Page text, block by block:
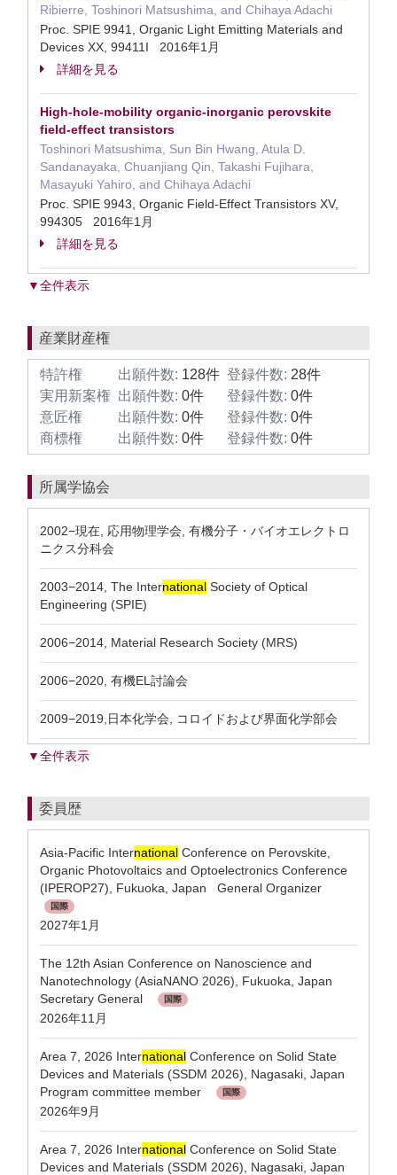
Ribierre, Toshinori Matsushima, and Chihaya Adachi
Proc. SPIE 9941, Organic Light Emitting Materials and
Devices XX, 99411I 2016年1月
詳細を見る
High-hole-mobility organic-inorganic perovskite
field-effect transistors
Toshinori Matsushima, Sun Bin Hwang, Atula D.
Sandanayaka, Chuanjiang Qin, Takashi Fujihara,
Masayuki Yahiro, and Chihaya Adachi
Proc. SPIE 9943, Organic Field-Effect Transistors XV,
994305 2016年1月
詳細を見る
▼全件表示
産業財産権
特許権 出願件数: 128件 登録件数: 28件
実用新案権 出願件数: 0件 登録件数: 0件
意匠権
出願件数: 0件 登録件数: 0件
商標権
出願件数: 0件 登録件数: 0件
所属学協会
2002−現在, 応用物理学会, 有機分子・バイオエレクトロ
ニクス分科会
2003−2014, The International Society of Optical
Engineering (SPIE)
2006−2014, Material Research Society (MRS)
2006−2020, 有機EL討論会
2009−2019,日本化学会, コロイドおよび界面化学部会
▼全件表示
委員歴
Asia-Pacific International Conference on Perovskite,
Organic Photovoltaics and Optoelectronics Conference
(IPEROP27), Fukuoka, Japan General Organizer
国際
2027年1月
The 12th Asian Conference on Nanoscience and
Nanotechnology (AsiaNANO 2026), Fukuoka, Japan
Secretary General
国際
2026年11月
Area 7, 2026 International Conference on Solid State
Devices and Materials (SSDM 2026), Nagasaki, Japan
Program committee member
国際
2026年9月
Area 7, 2026 International Conference on Solid State
Devices and Materials (SSDM 2026), Nagasaki, Japan